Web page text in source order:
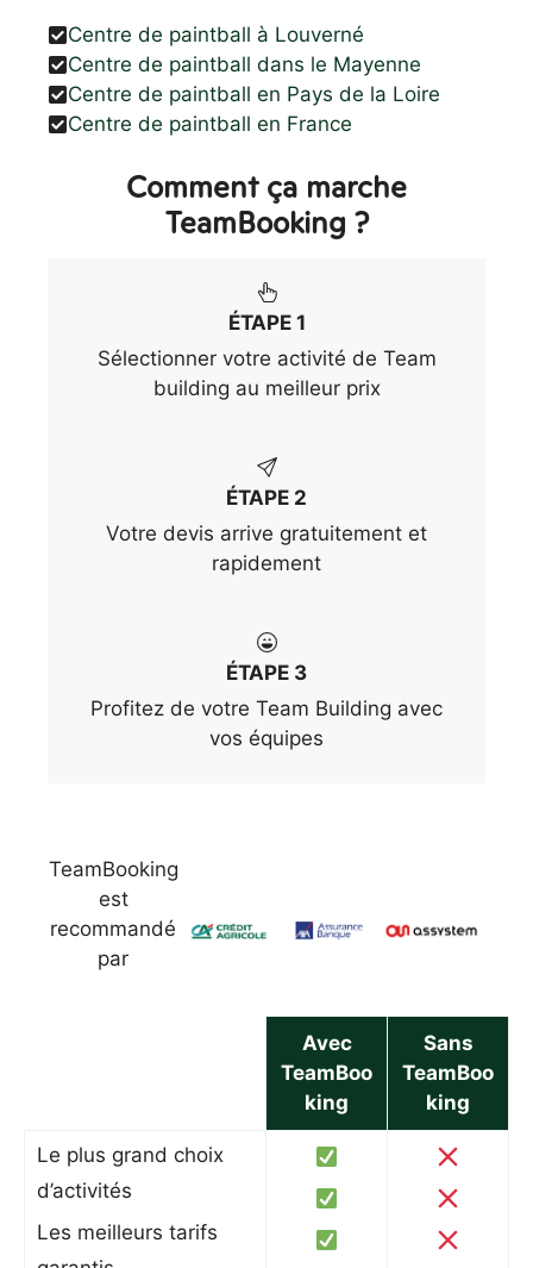
Centre de paintball à Louverné
Centre de paintball dans le Mayenne
Centre de paintball en Pays de la Loire
Centre de paintball en France
Comment ça marche
TeamBooking ?
ÉTAPE 1
Sélectionner votre activité de Team
building au meilleur prix
ÉTAPE 2
Votre devis arrive gratuitement et
rapidement
ÉTAPE 3
Profitez de votre Team Building avec
vos équipes
TeamBooking
est
recommandé
par
Avec
TeamBoo
king
Sans
TeamBoo
king
Le plus grand choix
d’activités
Les meilleurs tarifs